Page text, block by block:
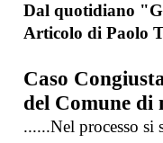
Dal quotidiano
Articolo di Paolo
Caso
del Comune di
......Nel processo